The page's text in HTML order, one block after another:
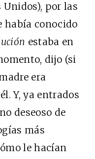
Unidos), por las
había conocido
estaba en
dijo (si
era
Y, ya entrados
deseoso de
más
le hacían